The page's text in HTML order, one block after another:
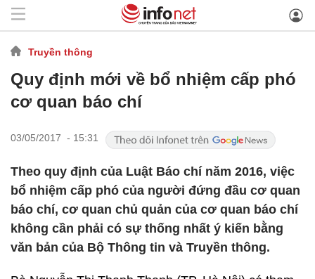
Truyền thông
Quy định mới về bổ nhiệm cấp phó
cơ quan báo chí
03/05/2017 - 15:31
Theo quy định của Luật Báo chí năm 2016, việc
bổ nhiệm cấp phó của người đứng đầu cơ quan
báo chí, cơ quan chủ quản của cơ quan báo chí
không cần phải có sự thống nhất ý kiến bằng
văn bản của Bộ Thông tin và Truyền thông.